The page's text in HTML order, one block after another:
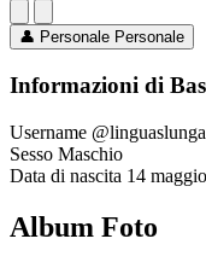
👤 Personale Personale
Informazioni di
Username @linguaslunga
Sesso Maschio
Data di nascita 14
Album Foto